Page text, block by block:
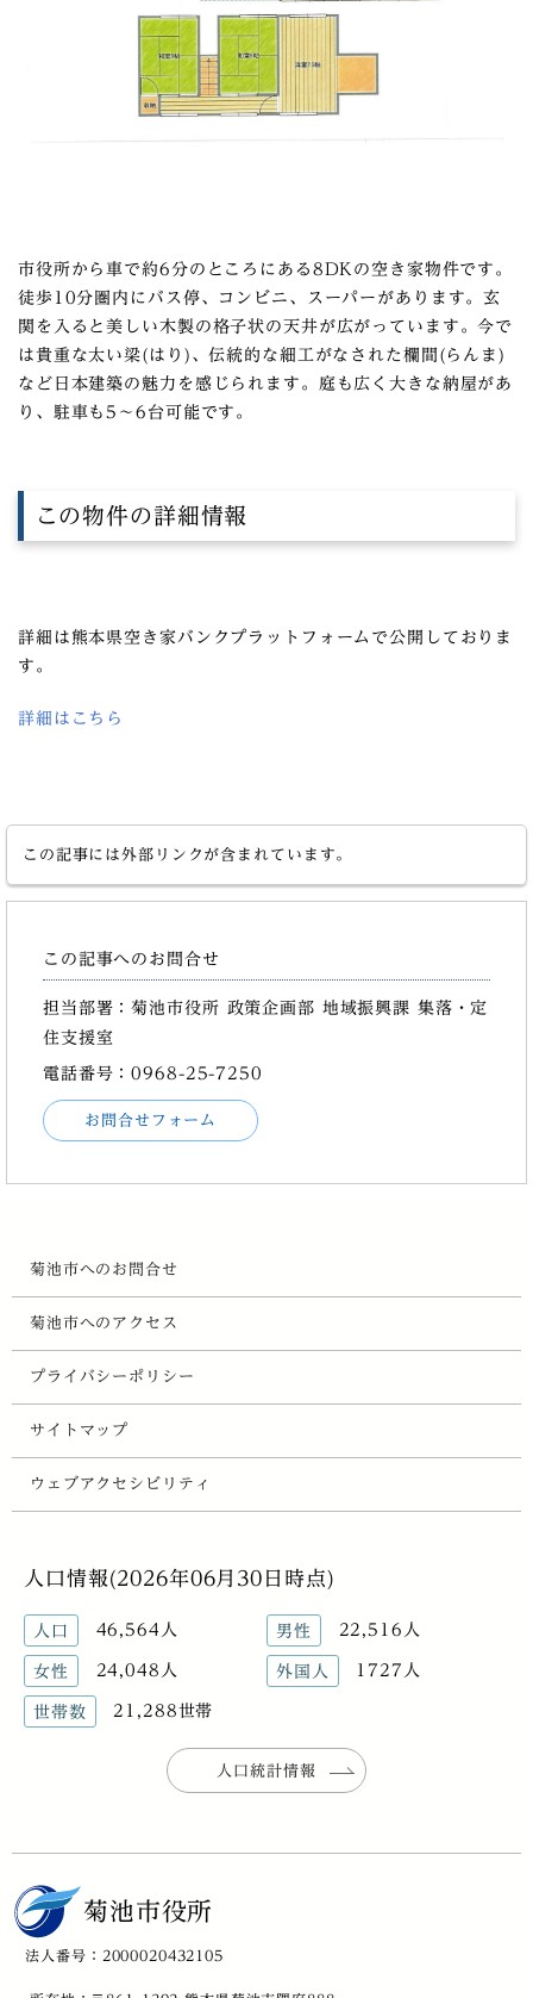
市役所から車で約6分のところにある8DKの空き家物件です。
徒歩10分圏内にバス停、コンビニ、スーパーがあります。玄
関を入ると美しい木製の格子状の天井が広がっています。今で
は貴重な太い梁(はり)、伝統的な細工がなされた欄間(らんま)
など日本建築の魅力を感じられます。庭も広く大きな納屋があ
り、駐車も5～6台可能です。
この物件の詳細情報
詳細は熊本県空き家バンクプラットフォームで公開しておりま
す。
詳細はこちら
この記事には外部リンクが含まれています。
この記事へのお問合せ
担当部署：菊池市役所 政策企画部 地域振興課 集落・定
住支援室
電話番号：0968-25-7250
お問合せフォーム
菊池市へのお問合せ
菊池市へのアクセス
プライバシーポリシー
サイトマップ
ウェブアクセシビリティ
人口情報(2026年06月30日時点)
人口 46,564人 男性 22,516人
女性 24,048人 外国人 1727人
世帯数 21,288世帯
人口統計情報
菊池市役所
法人番号：2000020432105